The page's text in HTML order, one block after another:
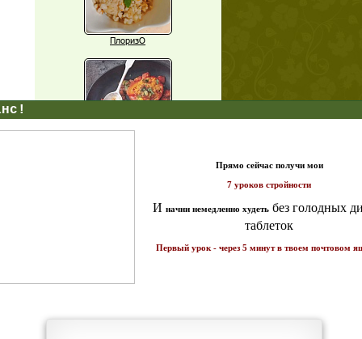
ПлоризО
Еще рецепты
Проверь себя